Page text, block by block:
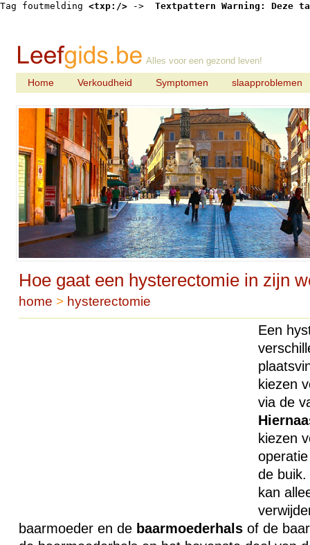
Tag foutmelding <txp:/> -> Textpattern Warning: Deze
Alles voor een gezond leven!
Home Verkoudheid Symptomen slaapproblemen
Hoe gaat een hysterectomie in zijn
home > hysterectomie
Een
kiezen
via de
kiezen
de
kan
baarmoeder en de baarmoederhalsof de